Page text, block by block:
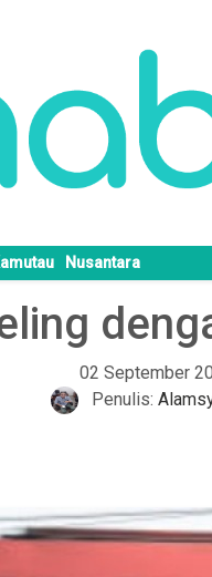
Nusantara
02 September
Penulis: